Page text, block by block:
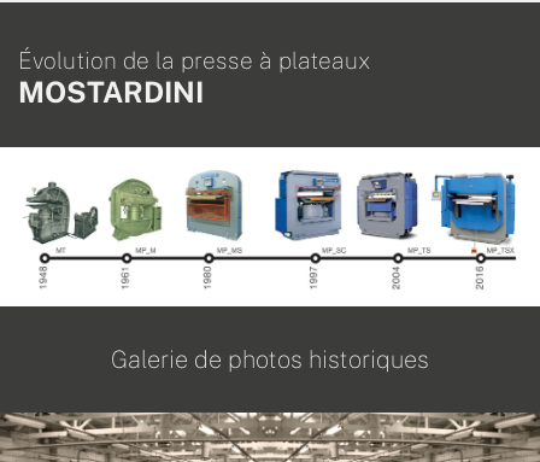
Évolution de la presse à plateaux
MOSTARDINI
Galerie de photos historiques